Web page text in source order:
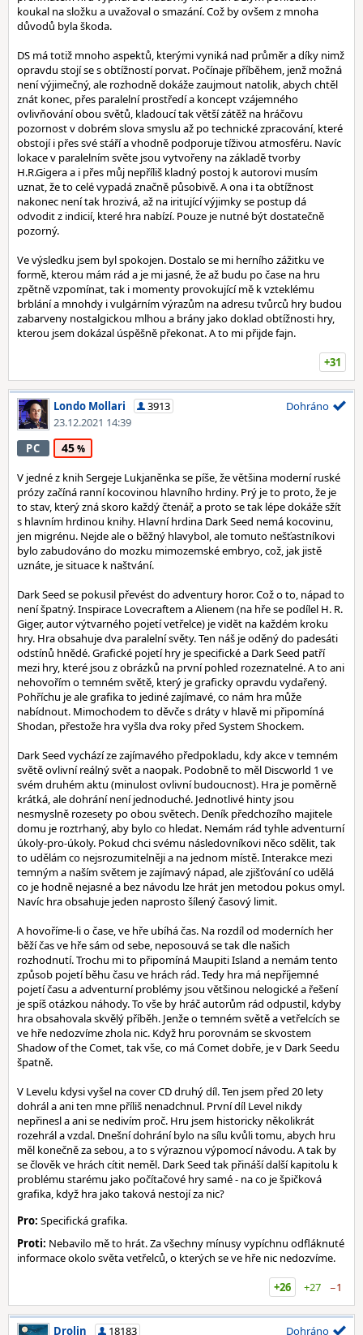
koukal na složku a uvažoval o smazání. Což by ovšem z mnoha
důvodů byla škoda.
DS má totiž mnoho aspektů, kterými vyniká nad průměr a díky nimž
opravdu stojí se s obtížností porvat. Počínaje příběhem, jenž možná
není výjimečný, ale rozhodně dokáže zaujmout natolik, abych chtěl
znát konec, přes paralelní prostředí a koncept vzájemného
ovlivňování obou světů, kladoucí tak větší zátěž na hráčovu
pozornost v dobrém slova smyslu až po technické zpracování, které
obstojí i přes své stáří a vhodně podporuje tíživou atmosféru. Navíc
lokace v paralelním světe jsou vytvořeny na základě tvorby
H.R.Gigera a i přes můj nepříliš kladný postoj k autorovi musím
uznat, že to celé vypadá značně působivě. A ona i ta obtížnost
nakonec není tak hrozivá, až na iritující výjimky se postup dá
odvodit z indicií, které hra nabízí. Pouze je nutné být dostatečně
pozorný.
Ve výsledku jsem byl spokojen. Dostalo se mi herního zážitku ve
formě, kterou mám rád a je mi jasné, že až budu po čase na hru
zpětně vzpomínat, tak i momenty provokující mě k vzteklému
brblání a mnohdy i vulgárním výrazům na adresu tvůrců hry budou
zabarveny nostalgickou mlhou a brány jako doklad obtížnosti hry,
kterou jsem dokázal úspěšně překonat. A to mi přijde fajn.
+31
Londo Mollari
3913
23.12.2021 14:39
Dohráno
PC 45
V jedné z knih Sergeje Lukjaněnka se píše, že většina moderní ruské
prózy začíná ranní kocovinou hlavního hrdiny. Prý je to proto, že je
to stav, který zná skoro každý čtenář, a proto se tak lépe dokáže sžít
s hlavním hrdinou knihy. Hlavní hrdina Dark Seed nemá kocovinu,
jen migrénu. Nejde ale o běžný hlavybol, ale tomuto nešťastníkovi
bylo zabudováno do mozku mimozemské embryo, což, jak jistě
uznáte, je situace k naštvání.
Dark Seed se pokusil převést do adventury horor. Což o to, nápad to
není špatný. Inspirace Lovecraftem a Alienem (na hře se podílel H. R.
Giger, autor výtvarného pojetí vetřelce) je vidět na každém kroku
hry. Hra obsahuje dva paralelní světy. Ten náš je oděný do padesáti
odstínů hnědé. Grafické pojetí hry je specifické a Dark Seed patří
mezi hry, které jsou z obrázků na první pohled rozeznatelné. A to ani
nehovořím o temném světě, který je graficky opravdu vydařený.
Pohříchu je ale grafika to jediné zajímavé, co nám hra může
nabídnout. Mimochodem to děvče s dráty v hlavě mi připomíná
Shodan, přestože hra vyšla dva roky před System Shockem.
Dark Seed vychází ze zajímavého předpokladu, kdy akce v temném
světě ovlivní reálný svět a naopak. Podobně to měl Discworld 1 ve
svém druhém aktu (minulost ovlivní budoucnost). Hra je poměrně
krátká, ale dohrání není jednoduché. Jednotlivé hinty jsou
nesmyslně rozesety po obou světech. Deník předchozího majitele
domu je roztrhaný, aby bylo co hledat. Nemám rád tyhle adventurní
úkoly-pro-úkoly. Pokud chci svému následovníkovi něco sdělit, tak
to udělám co nejsrozumitelněji a na jednom místě. Interakce mezi
temným a naším světem je zajímavý nápad, ale zjišťování co udělá
co je hodně nejasné a bez návodu lze hrát jen metodou pokus omyl.
Navíc hra obsahuje jeden naprosto šílený časový limit.
A hovoříme-li o čase, ve hře ubíhá čas. Na rozdíl od moderních her
běží čas ve hře sám od sebe, neposouvá se tak dle našich
rozhodnutí. Trochu mi to připomíná Maupiti Island a nemám tento
způsob pojetí běhu času ve hrách rád. Tedy hra má nepříjemné
pojetí času a adventurní problémy jsou většinou nelogické a řešení
je spíš otázkou náhody. To vše by hráč autorům rád odpustil, kdyby
hra obsahovala skvělý příběh. Jenže o temném světě a vetřelcích se
ve hře nedozvíme zhola nic. Když hru porovnám se skvostem
Shadow of the Comet, tak vše, co má Comet dobře, je v Dark Seedu
špatně.
V Levelu kdysi vyšel na cover CD druhý díl. Ten jsem před 20 lety
dohrál a ani ten mne příliš nenadchnul. První díl Level nikdy
nepřinesl a ani se nedivím proč. Hru jsem historicky několikrát
rozehrál a vzdal. Dnešní dohrání bylo na sílu kvůli tomu, abych hru
měl konečně za sebou, a to s výraznou výpomocí návodu. A tak by
se člověk ve hrách cítit neměl. Dark Seed tak přináší další kapitolu k
problému starému jako počítačové hry samé - na co je špičková
grafika, když hra jako taková nestojí za nic?
Pro: Specifická grafika.
Proti: Nebavilo mě to hrát. Za všechny mínusy vypíchnu odfláknuté
informace okolo světa vetřelců, o kterých se ve hře nic nedozvíme.
+26
+27 −1
Drolin 18183 Dohráno